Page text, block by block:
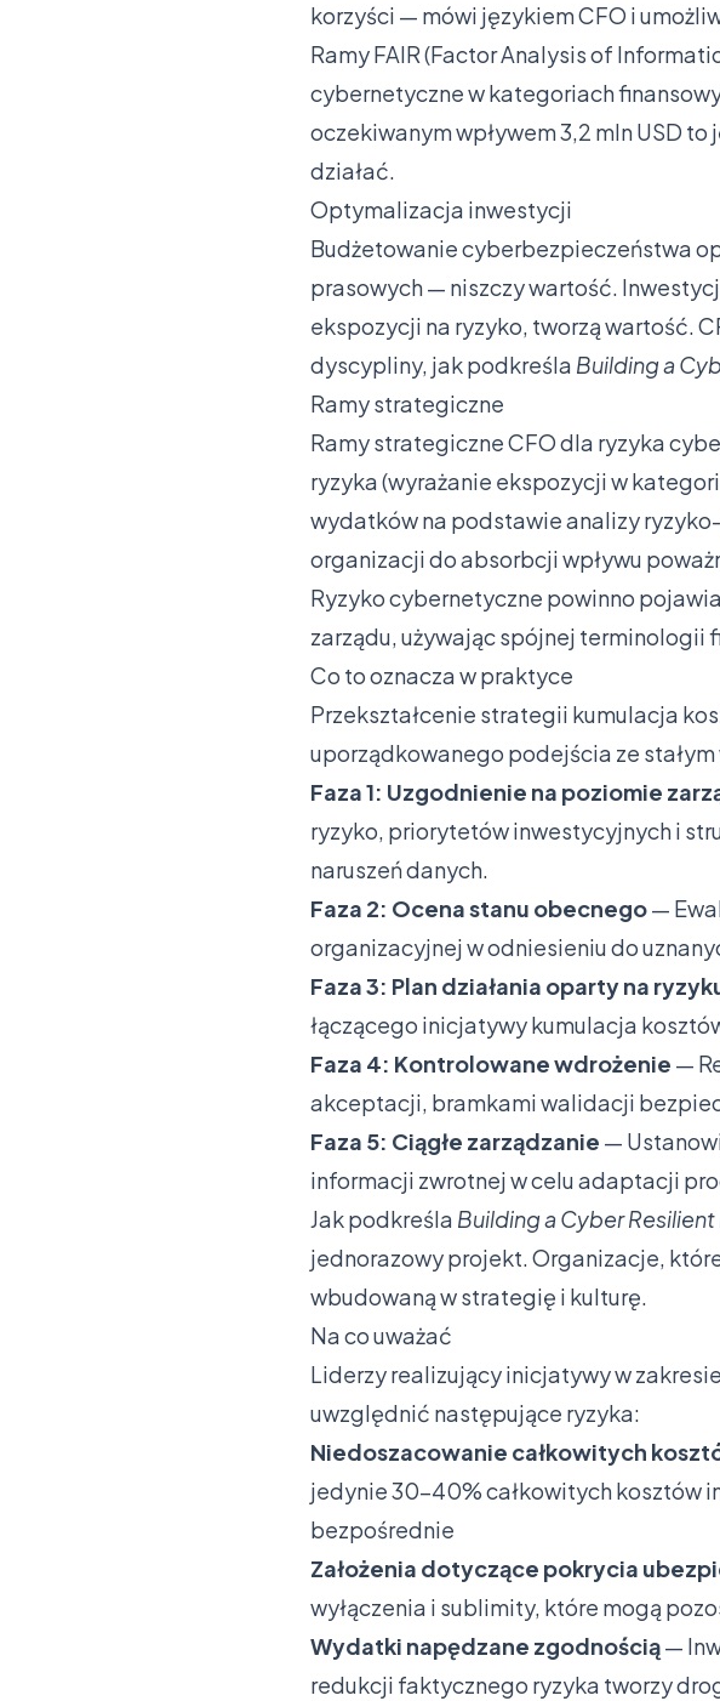
korzyści — mówi językiem CFO i
Ramy FAIR (Factor Analysis of
cybernetyczne w kategoriach
oczekiwanym wpływem 3,2 mln USD
działać.
Optymalizacja inwestycji
Budżetowanie cyberbezpieczeństwa
prasowych — niszczy wartość.
ekspozycji na ryzyko, tworzą wartość.
dyscypliny, jak podkreśla Building a
Ramy strategiczne
Ramy strategiczne CFO dla ryzyka
ryzyka (wyrażanie ekspozycji w
wydatków na podstawie analizy
organizacji do absorbcji wpływu
Ryzyko cybernetyczne powinno
zarządu, używając spójnej terminologii
Co to oznacza w praktyce
Przekształcenie strategii kumulacja
uporządkowanego podejścia ze
Faza 1: Uzgodnienie na poziomie
ryzyko, priorytetów inwestycyjnych i
naruszeń danych.
Faza 2: Ocena stanu obecnego—
organizacyjnej w odniesieniu do
Faza 3: Plan działania oparty na
łączącego inicjatywy kumulacja
Faza 4: Kontrolowane wdrożenie —
akceptacji, bramkami walidacji
Faza 5: Ciągłe zarządzanie —
informacji zwrotnej w celu adaptacji
Jak podkreśla Building a Cyber Resilient
jednorazowy projekt. Organizacje,
wbudowaną w strategię i kulturę.
Na co uważać
Liderzy realizujący inicjatywy w zakresie
uwzględnić następujące ryzyka:
Niedoszacowanie całkowitych
jedynie 30-40% całkowitych kosztów
bezpośrednie
Założenia dotyczące pokrycia
wyłączenia i sublimity, które mogą
Wydatki napędzane zgodnością—
redukcji faktycznego ryzyka tworzy